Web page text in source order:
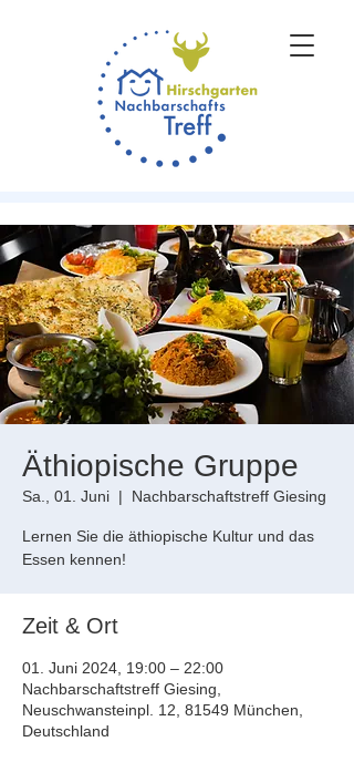
Äthiopische Gruppe
Sa., 01. Juni
  |
Nachbarschaftstreff Giesing
Lernen Sie die äthiopische Kultur und das
Essen kennen!
Zeit & Ort
01. Juni 2024, 19:00 – 22:00
Nachbarschaftstreff Giesing,
Neuschwansteinpl. 12, 81549 München,
Deutschland